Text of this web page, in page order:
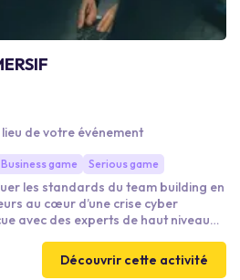
de votre événement
Business game Serious game
les standards du team building en
au cœur d’une crise cyber
avec des experts de haut niveau
ultra-réaliste transforme vos
Solutions Agency (SSA), réunis
Découvrir cette activité